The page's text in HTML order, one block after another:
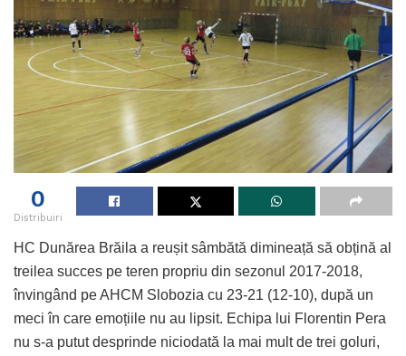
0
Distribuiri
HC Dunărea Brăila a reușit sâmbătă dimineață să obțină al
treilea succes pe teren propriu din sezonul 2017-2018,
învingând pe AHCM Slobozia cu 23-21 (12-10), după un
meci în care emoțiile nu au lipsit. Echipa lui Florentin Pera
nu s-a putut desprinde niciodată la mai mult de trei goluri,